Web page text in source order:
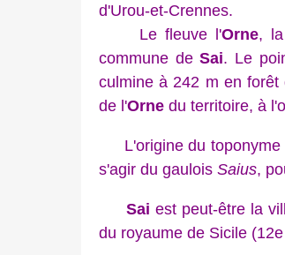
d'Urou-et-Crennes.
Le fleuve l'Orne,
commune de Sai. Le
culmine à 242 m en forêt
de l'Orne du territoire, à
L'origine du
s'agir du gaulois Saius,
Sai est peut-être la
du royaume de Sicile